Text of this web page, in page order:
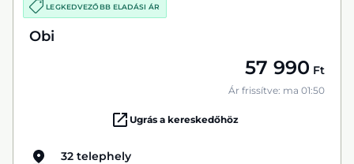
LEGKEDVEZŐBB ELADÁSI ÁR
Obi
57 990 Ft
Ár frissítve: ma 01:50
Ugrás a kereskedőhöz
32 telephely